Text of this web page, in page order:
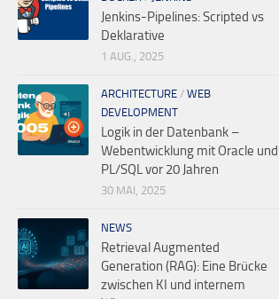
Jenkins-Pipelines: Scripted vs
Deklarative
1 AUG., 2025
ARCHITECTURE / WEB
DEVELOPMENT
Logik in der Datenbank –
Webentwicklung mit Oracle und
PL/SQL vor 20 Jahren
30 MAI, 2025
NEWS
Retrieval Augmented
Generation (RAG): Eine Brücke
zwischen KI und internem